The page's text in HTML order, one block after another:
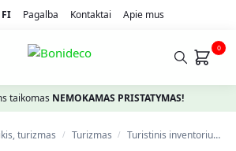
FI Pagalba Kontaktai Apie mus
0
taikomas NEMOKAMAS PRISTATYMAS!
turizmas / Turizmas / Turistinis inventorius